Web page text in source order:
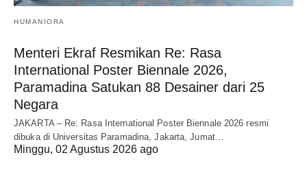
HUMANIORA
Menteri Ekraf Resmikan Re: Rasa
International Poster Biennale 2026,
Paramadina Satukan 88 Desainer dari 25
Negara
JAKARTA – Re: Rasa International Poster Biennale 2026 resmi
dibuka di Universitas Paramadina, Jakarta, Jumat…
Minggu, 02 Agustus 2026 ago